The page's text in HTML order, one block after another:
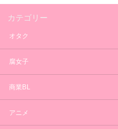
カテゴリー
オタク
腐女子
商業BL
アニメ